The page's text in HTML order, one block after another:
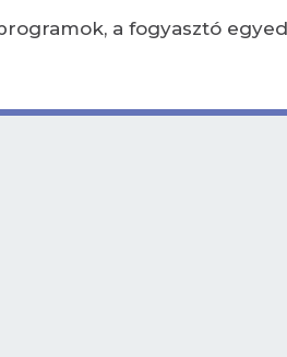
a fogyasztó